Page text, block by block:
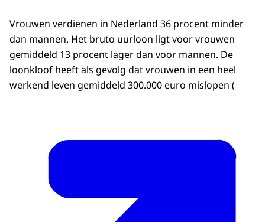
Vrouwen verdienen in Nederland 36 procent minder
dan mannen. Het bruto uurloon ligt voor vrouwen
gemiddeld 13 procent lager dan voor mannen. De
loonkloof heeft als gevolg dat vrouwen in een heel
werkend leven gemiddeld 300.000 euro mislopen (